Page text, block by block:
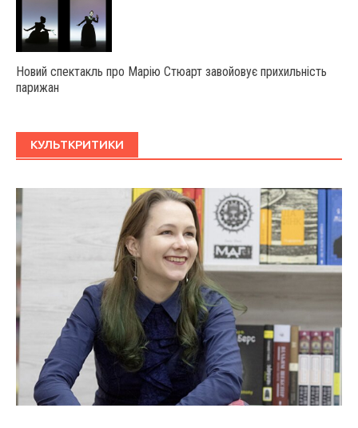
Новий спектакль про Марію Стюарт завойовує прихильність
парижан
КУЛЬТКРИТИКИ